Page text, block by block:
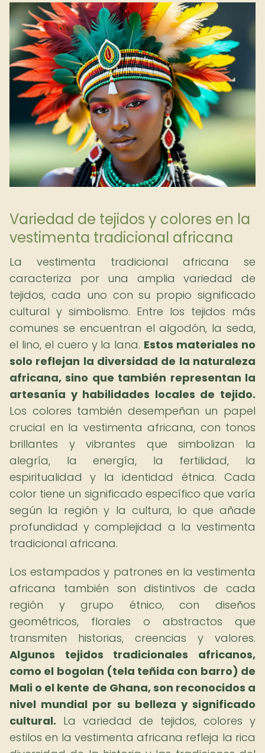
Variedad de tejidos y colores en la
vestimenta tradicional africana
La vestimenta tradicional africana se
caracteriza por una amplia variedad de
tejidos, cada uno con su propio significado
cultural y simbolismo. Entre los tejidos más
comunes se encuentran el algodón, la seda,
el lino, el cuero y la lana. Estos materiales no
solo reflejan la diversidad de la naturaleza
africana, sino que también representan la
artesanía y habilidades locales de tejido.
Los colores también desempeñan un papel
crucial en la vestimenta africana, con tonos
brillantes y vibrantes que simbolizan la
alegría, la energía, la fertilidad, la
espiritualidad y la identidad étnica. Cada
color tiene un significado específico que varía
según la región y la cultura, lo que añade
profundidad y complejidad a la vestimenta
tradicional africana.
Los estampados y patrones en la vestimenta
africana también son distintivos de cada
región y grupo étnico, con diseños
geométricos, florales o abstractos que
transmiten historias, creencias y valores.
Algunos tejidos tradicionales africanos,
como el bogolan (tela teñida con barro) de
Mali o el kente de Ghana, son reconocidos a
nivel mundial por su belleza y significado
cultural. La variedad de tejidos, colores y
estilos en la vestimenta africana refleja la rica